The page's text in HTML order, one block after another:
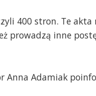
400 stron. Te akta
prowadzą inne
Adamiak